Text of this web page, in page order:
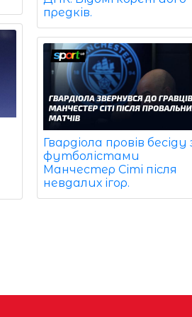
предків.
Гвардіола провів бесіду
футболістами
Манчестер Сіті після
невдалих ігор.